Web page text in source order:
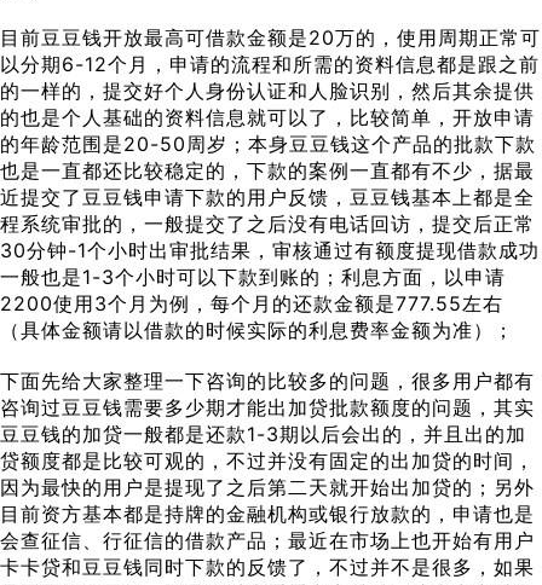
目前豆豆钱开放最高可借款金额是20万的，使用周期正常可
以分期6-12个月，申请的流程和所需的资料信息都是跟之前
的一样的，提交好个人身份认证和人脸识别，然后其余提供
的也是个人基础的资料信息就可以了，比较简单，开放申请
的年龄范围是20-50周岁；本身豆豆钱这个产品的批款下款
也是一直都还比较稳定的，下款的案例一直都有不少，据最
近提交了豆豆钱申请下款的用户反馈，豆豆钱基本上都是全
程系统审批的，一般提交了之后没有电话回访，提交后正常
30分钟-1个小时出审批结果，审核通过有额度提现借款成功
一般也是1-3个小时可以下款到账的；利息方面，以申请
2200使用3个月为例，每个月的还款金额是777.55左右
（具体金额请以借款的时候实际的利息费率金额为准）；
下面先给大家整理一下咨询的比较多的问题，很多用户都有
咨询过豆豆钱需要多少期才能出加贷批款额度的问题，其实
豆豆钱的加贷一般都是还款1-3期以后会出的，并且出的加
贷额度都是比较可观的，不过并没有固定的出加贷的时间，
因为最快的用户是提现了之后第二天就开始出加贷的；另外
目前资方基本都是持牌的金融机构或银行放款的，申请也是
会查征信、行征信的借款产品；最近在市场上也开始有用户
卡卡贷和豆豆钱同时下款的反馈了，不过并不是很多，如果